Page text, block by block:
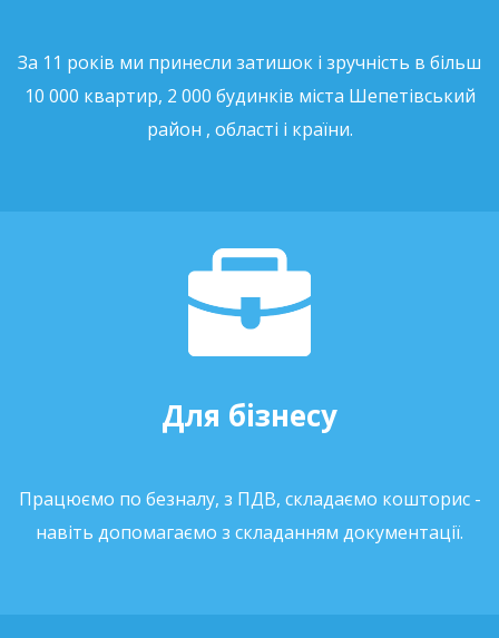
За 11 років ми принесли затишок і зручність в більш
10 000 квартир, 2 000 будинків міста Шепетівський
район , області і країни.
Для бізнесу
Працюємо по безналу, з ПДВ, складаємо кошторис -
навіть допомагаємо з складанням документації.